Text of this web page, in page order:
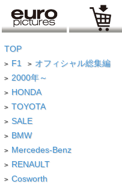
TOP
> F1 > オフィシャル総集編
> 2000年～
> HONDA
> TOYOTA
> SALE
> BMW
> Mercedes-Benz
> RENAULT
> Cosworth